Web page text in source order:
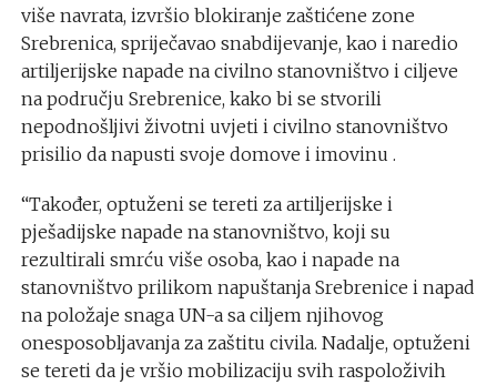
više navrata, izvršio blokiranje zaštićene zone
Srebrenica, spriječavao snabdijevanje, kao i naredio
artiljerijske napade na civilno stanovništvo i ciljeve
na području Srebrenice, kako bi se stvorili
nepodnošljivi životni uvjeti i civilno stanovništvo
prisilio da napusti svoje domove i imovinu .
“Također, optuženi se tereti za artiljerijske i
pješadijske napade na stanovništvo, koji su
rezultirali smrću više osoba, kao i napade na
stanovništvo prilikom napuštanja Srebrenice i napad
na položaje snaga UN-a sa ciljem njihovog
onesposobljavanja za zaštitu civila. Nadalje, optuženi
se tereti da je vršio mobilizaciju svih raspoloživih